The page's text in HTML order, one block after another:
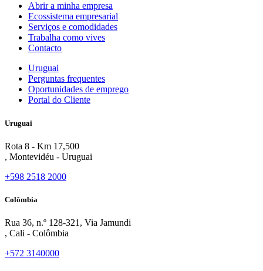
Abrir a minha empresa
Ecossistema empresarial
Serviços e comodidades
Trabalha como vives
Contacto
Uruguai
Perguntas frequentes
Oportunidades de emprego
Portal do Cliente
Uruguai
Rota 8 - Km 17,500
, Montevidéu - Uruguai
+598 2518 2000
Colômbia
Rua 36, n.º 128-321, Via Jamundi
, Cali - Colômbia
+572 3140000